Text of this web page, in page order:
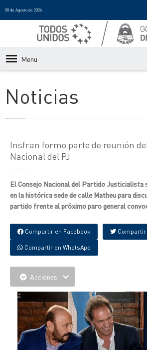
08 de Agosto de 2026
Menu
Noticias
Insfran formo parte de reunión
Nacional del PJ
El Consejo Nacional del Partido Justicialista
en la histórica sede de calle Matheu para
partido frente al próximo paro general
Compartir en Facebook Compartir
Compartir en WhatsApp
Acciones